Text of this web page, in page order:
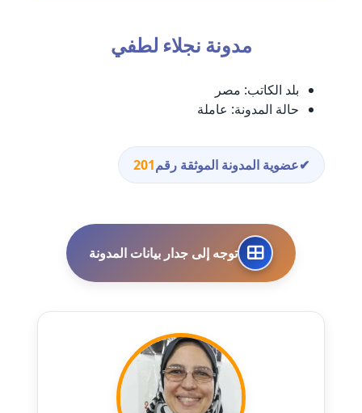
مدونة أحمد أبو الدهب
مدونة احمد البحيري
عاملة
مدونة أحمد الجمال
عاملة
مدونة احمد الحسيني
عاملة
مدونة احمد زكريا
مدونة أحمد زيدان
عاملة
مدونة أحمد سيد
مدونة نجلاء لطفي
بلد الكاتب: مصر
حالة المدونة: عاملة
✔عضوية المدونة الموثقة رقم201
توجه إلى جدار بيانات المدونة